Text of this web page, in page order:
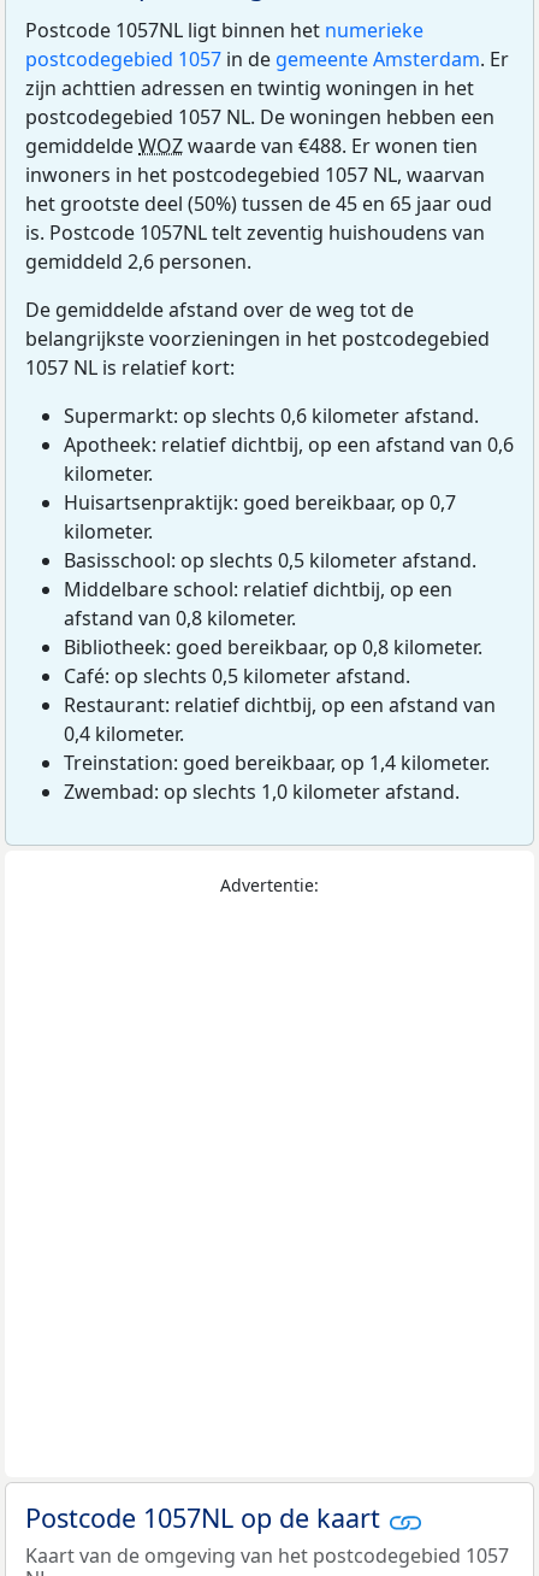
Postcode 1057NL ligt binnen het numerieke
postcodegebied 1057 in de gemeente Amsterdam. Er
zijn achttien adressen en twintig woningen in het
postcodegebied 1057 NL. De woningen hebben een
gemiddeldeWOZwaarde van €488. Er wonen tien
inwoners in het postcodegebied 1057 NL, waarvan
het grootste deel (50%) tussen de 45 en 65 jaar oud
is. Postcode 1057NL telt zeventig huishoudens van
gemiddeld 2,6 personen.
De gemiddelde afstand over de weg tot de
belangrijkste voorzieningen in het postcodegebied
1057 NL is relatief kort:
Supermarkt: op slechts 0,6 kilometer afstand.
Apotheek: relatief dichtbij, op een afstand van 0,6
kilometer.
Huisartsenpraktijk: goed bereikbaar, op 0,7
kilometer.
Basisschool: op slechts 0,5 kilometer afstand.
Middelbare school: relatief dichtbij, op een
afstand van 0,8 kilometer.
Bibliotheek: goed bereikbaar, op 0,8 kilometer.
Café: op slechts 0,5 kilometer afstand.
Restaurant: relatief dichtbij, op een afstand van
0,4 kilometer.
Treinstation: goed bereikbaar, op 1,4 kilometer.
Zwembad: op slechts 1,0 kilometer afstand.
Advertentie:
Postcode 1057NL op de kaart
Kaart van de omgeving van het postcodegebied 1057